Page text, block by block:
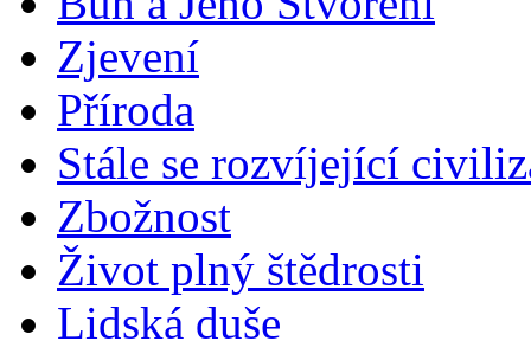
Zjevení
Příroda
Stále se rozvíjející
Zbožnost
Život plný štědrosti
Lidská duše